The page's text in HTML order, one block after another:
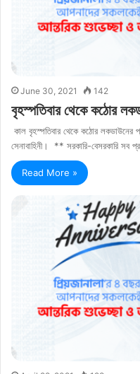
June 30, 2021 142
বৃহস্পতিবার থেকে কঠোর
কাল বৃহস্পতিবার থেকে কঠোর লকডাউনের
সেনাবাহিনী। ** সরকারি-বেসরকারি সব
Read More »